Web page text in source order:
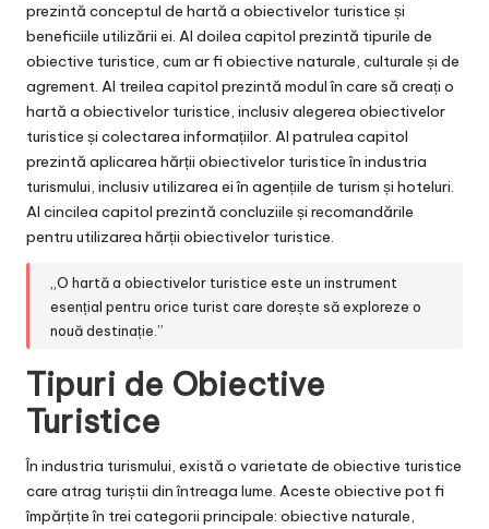
prezintă conceptul de hartă a obiectivelor turistice și
beneficiile utilizării ei. Al doilea capitol prezintă tipurile de
obiective turistice, cum ar fi obiective naturale, culturale și de
agrement. Al treilea capitol prezintă modul în care să creați o
hartă a obiectivelor turistice, inclusiv alegerea obiectivelor
turistice și colectarea informațiilor. Al patrulea capitol
prezintă aplicarea hărții obiectivelor turistice în industria
turismului, inclusiv utilizarea ei în agențiile de turism și hoteluri.
Al cincilea capitol prezintă concluziile și recomandările
pentru utilizarea hărții obiectivelor turistice.
„O hartă a obiectivelor turistice este un instrument
esențial pentru orice turist care dorește să exploreze o
nouă destinație.”
Tipuri de Obiective
Turistice
În industria turismului, există o varietate de obiective turistice
care atrag turiștii din întreaga lume. Aceste obiective pot fi
împărțite în trei categorii principale: obiective naturale,